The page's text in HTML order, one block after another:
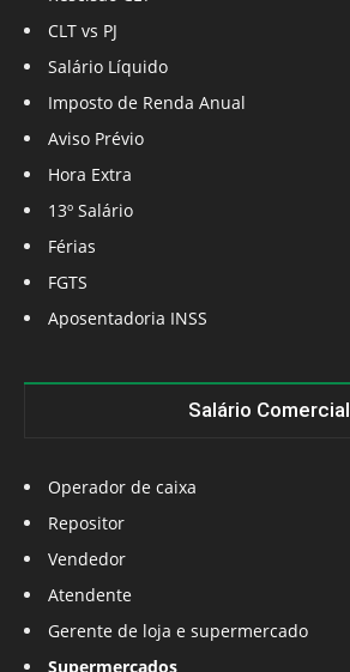
CLT vs PJ
Salário Líquido
Imposto de Renda Anual
Aviso Prévio
Hora Extra
13º Salário
Férias
FGTS
Aposentadoria INSS
Salário Comercial
Operador de caixa
Repositor
Vendedor
Atendente
Gerente de loja e supermercado
Supermercados